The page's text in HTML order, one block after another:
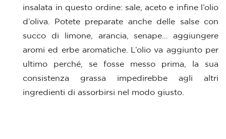
insalata in questo ordine: sale, aceto e infine l’olio
d’oliva. Potete preparate anche delle salse con
succo di limone, arancia, senape… aggiungere
aromi ed erbe aromatiche. L’olio va aggiunto per
ultimo perché, se fosse messo prima, la sua
consistenza grassa impedirebbe agli altri
ingredienti di assorbirsi nel modo giusto.